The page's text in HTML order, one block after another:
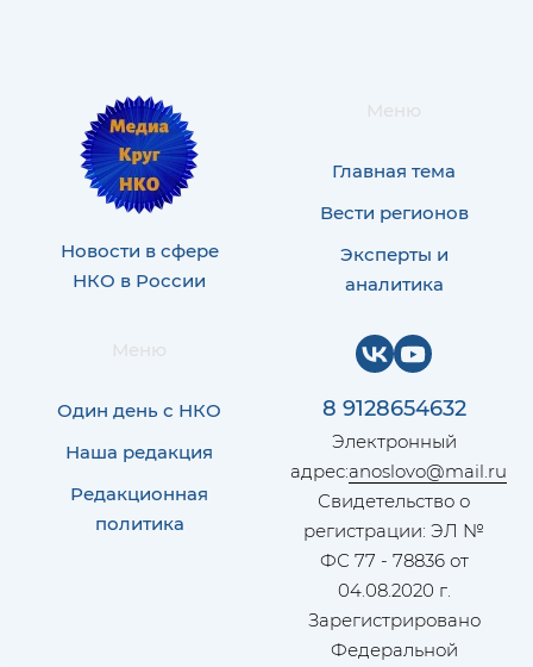
Новости в сфере
НКО в России
Меню
Главная тема
Вести регионов
Эксперты и
аналитика
Меню
Один день с НКО
Наша редакция
Редакционная
политика
8 9128654632
Электронный
адрес:anoslovo@mail.ru
Свидетельство о
регистрации: ЭЛ №
ФС 77 - 78836 от
04.08.2020 г.
Зарегистрировано
Федеральной